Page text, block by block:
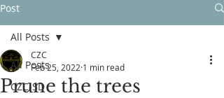
Post
All Posts
CZC-SD
All Posts
Prune the trees
CZC
Feb 25, 2022 1 min read